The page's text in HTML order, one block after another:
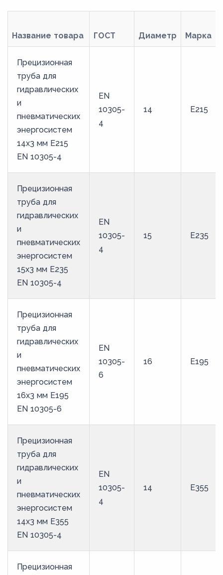
Название товара ГОСТ Диаметр Марка
Прецизионная
труба для
гидравлических
и
пневматических
энергосистем
14х3 мм E215
EN 10305-4
EN
10305-
4
14 E215
Прецизионная
труба для
гидравлических
и
пневматических
энергосистем
15х3 мм E235
EN 10305-4
EN
10305-
4
15 E235
Прецизионная
труба для
гидравлических
и
пневматических
энергосистем
16х3 мм E195
EN 10305-6
EN
10305-
6
16 E195
Прецизионная
труба для
гидравлических
и
пневматических
энергосистем
14х3 мм E355
EN 10305-4
EN
10305-
4
14 E355
Прецизионная